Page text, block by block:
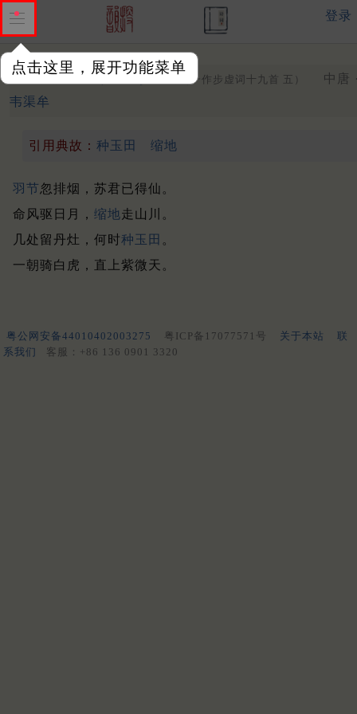
点击这里，展开功能菜单
登录
杂歌谣辞 其五 步虚词 （一作步虚词十九首 五）
中唐
韦渠牟
引用典故： 种玉田 缩地
羽节忽排烟，苏君已得仙。
命风驱日月， 缩地走山川。
几处留丹灶，何时种玉田 。
一朝骑白虎，直上紫微天。
粤公网安备44010402003275 粤ICP备17077571号 关于本站
联
系我们
客服：+86 136 0901 3320